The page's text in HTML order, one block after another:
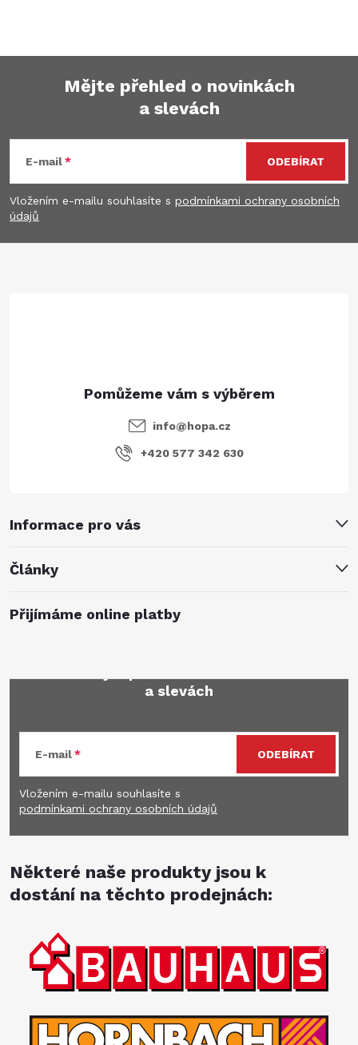
p
a
Mějte přehled o novinkách
a slevách
E-mail
Vložením e-mailu souhlasíte s podmínkami ochrany osobních
údajů
ODEBÍRAT
Informace pro vás
Články
info@hopa.cz
+420 577 342 630
Přijímáme online platby
a slevách
E-mail
Vložením e-mailu souhlasíte s
podmínkami ochrany osobních údajů
ODEBÍRAT
Některé naše produkty jsou k
dostání na těchto prodejnách: